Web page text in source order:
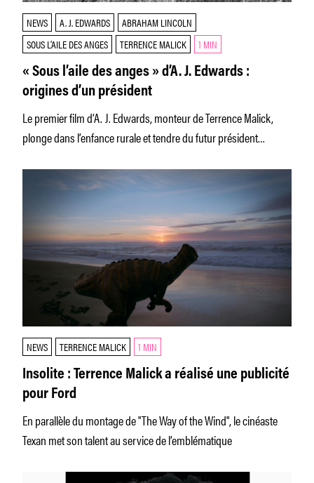
NEWS A. J. EDWARDS
ABRAHAM LINCOLN
SOUS L’AILE DES ANGES
TERRENCE MALICK 1 MIN
« Sous l’aile des anges » d’A. J. Edwards :
origines d’un président
Le premier film d’A. J. Edwards, monteur de Terrence Malick,
plonge dans l’enfance rurale et tendre du futur président
NEWS TERRENCE MALICK 1 MIN
Insolite : Terrence Malick a réalisé une publicité
pour Ford
En parallèle du montage de "The Way of the Wind", le cinéaste
Texan met son talent au service de l’emblématique